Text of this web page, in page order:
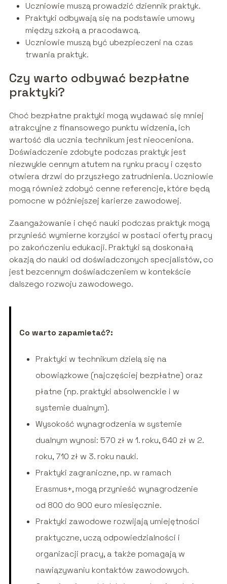
Uczniowie muszą prowadzić dziennik praktyk.
Praktyki odbywają się na podstawie umowy
między szkołą a pracodawcą.
Uczniowie muszą być ubezpieczeni na czas
trwania praktyk.
Czy warto odbywać bezpłatne
praktyki?
Choć bezpłatne praktyki mogą wydawać się mniej
atrakcyjne z finansowego punktu widzenia, ich
wartość dla ucznia technikum jest nieoceniona.
Doświadczenie zdobyte podczas praktyk jest
niezwykle cennym atutem na rynku pracy i często
otwiera drzwi do przyszłego zatrudnienia. Uczniowie
mogą również zdobyć cenne referencje, które będą
pomocne w późniejszej karierze zawodowej.
Zaangażowanie i chęć nauki podczas praktyk mogą
przynieść wymierne korzyści w postaci oferty pracy
po zakończeniu edukacji. Praktyki są doskonałą
okazją do nauki od doświadczonych specjalistów, co
jest bezcennym doświadczeniem w kontekście
dalszego rozwoju zawodowego.
Co warto zapamietać?:
Praktyki w technikum dzielą się na
obowiązkowe (najczęściej bezpłatne) oraz
płatne (np. praktyki absolwenckie i w
systemie dualnym).
Wysokość wynagrodzenia w systemie
dualnym wynosi: 570 zł w 1. roku, 640 zł w 2.
roku, 710 zł w 3. roku nauki.
Praktyki zagraniczne, np. w ramach
Erasmus+, mogą przynieść wynagrodzenie
od 800 do 900 euro miesięcznie.
Praktyki zawodowe rozwijają umiejętności
praktyczne, uczą odpowiedzialności i
organizacji pracy, a także pomagają w
nawiązywaniu kontaktów zawodowych.